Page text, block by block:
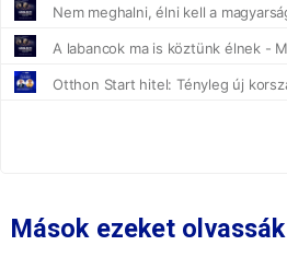
Mások ezeket olvassák